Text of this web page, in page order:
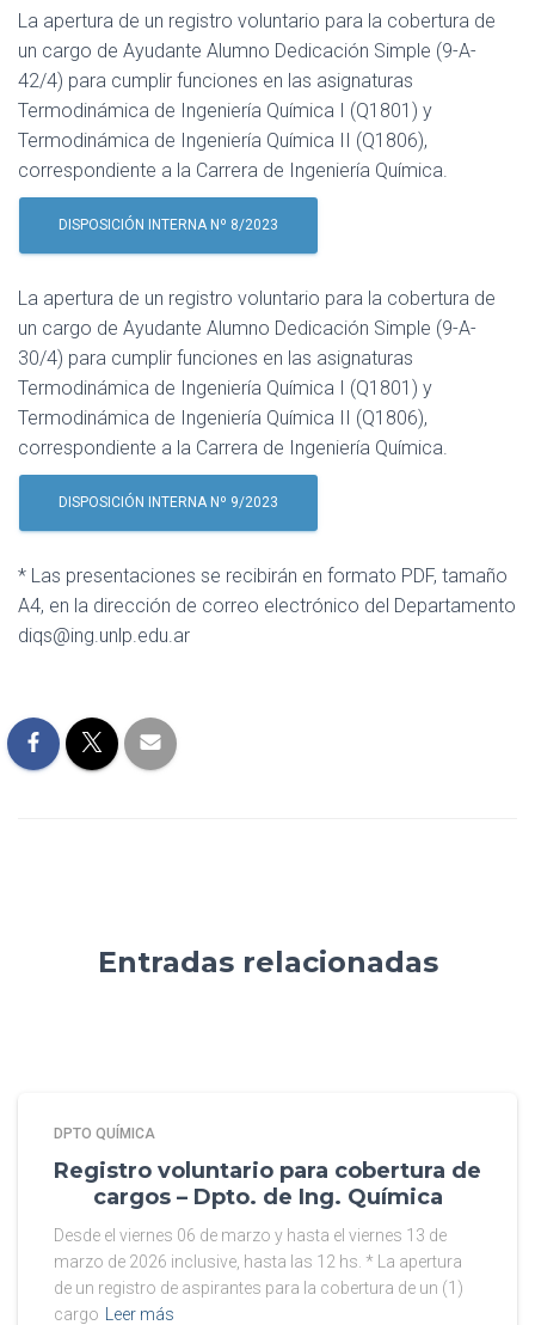
La apertura de un registro voluntario para la cobertura de
un cargo de Ayudante Alumno Dedicación Simple (9-A-
42/4) para cumplir funciones en las asignaturas
Termodinámica de Ingeniería Química I (Q1801) y
Termodinámica de Ingeniería Química II (Q1806),
correspondiente a la Carrera de Ingeniería Química.
DISPOSICIÓN INTERNA Nº 8/2023
La apertura de un registro voluntario para la cobertura de
un cargo de Ayudante Alumno Dedicación Simple (9-A-
30/4) para cumplir funciones en las asignaturas
Termodinámica de Ingeniería Química I (Q1801) y
Termodinámica de Ingeniería Química II (Q1806),
correspondiente a la Carrera de Ingeniería Química.
DISPOSICIÓN INTERNA Nº 9/2023
* Las presentaciones se recibirán en formato PDF, tamaño
A4, en la dirección de correo electrónico del Departamento
diqs@ing.unlp.edu.ar
Entradas relacionadas
DPTO QUÍMICA
Registro voluntario para cobertura de
cargos – Dpto. de Ing. Química
Desde el viernes 06 de marzo y hasta el viernes 13 de
marzo de 2026 inclusive, hasta las 12 hs. * La apertura
de un registro de aspirantes para la cobertura de un (1)
cargo
Leer más